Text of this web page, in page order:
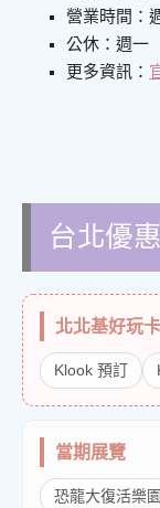
營業時間：
公休：週一
更多資訊：
台北優
北北基好玩
Klook 預訂
當期展覽
恐龍大復活樂園